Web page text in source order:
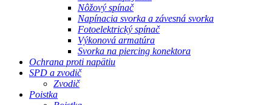
Nôžový spínač
Napínacia svorka a závesná svorka
Fotoelektrický spínač
Výkonová armatúra
Svorka na piercing konektora
Ochrana proti napätiu
SPD a zvodič
Zvodič
Poistka